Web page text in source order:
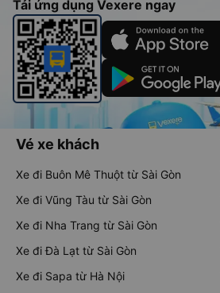
Tải ứng dụng Vexere ngay
Vé xe khách
Xe đi Buôn Mê Thuột từ Sài Gòn
Xe đi Vũng Tàu từ Sài Gòn
Xe đi Nha Trang từ Sài Gòn
Xe đi Đà Lạt từ Sài Gòn
Xe đi Sapa từ Hà Nội